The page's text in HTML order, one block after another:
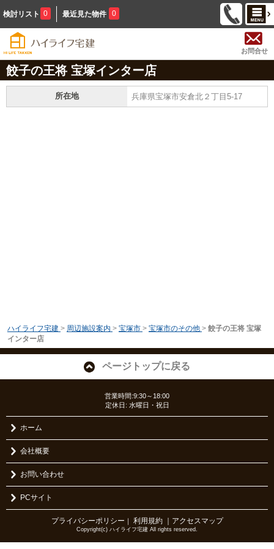
検討リスト 0 最近見た物件 0
お問合せ
餃子の王将 宝塚インター店
所在地 兵庫県宝塚市安倉北２丁目5-17
ハイライフ宅建 > 周辺施設案内 > 宝塚市 > 宝塚市のその他 > 餃子の王将 宝塚
インター店
ページトップに戻る
営業時間:9:30～18:00
定休日: 水曜日・祝日
ホーム
会社概要
お問い合わせ
PCサイト
プライバシーポリシー ｜ 利用規約 ｜アクセスマップ
Copyright(c) ハイライフ宅建 All rights reserved.